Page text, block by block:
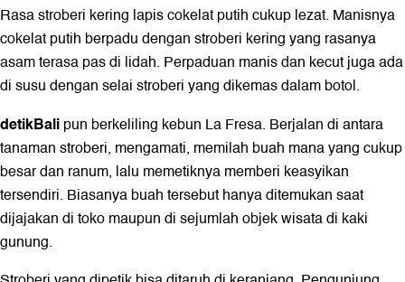
Rasa stroberi kering lapis cokelat putih cukup lezat. Manisnya
cokelat putih berpadu dengan stroberi kering yang rasanya
asam terasa pas di lidah. Perpaduan manis dan kecut juga ada
di susu dengan selai stroberi yang dikemas dalam botol.
detikBalipun berkeliling kebun La Fresa. Berjalan di antara
tanaman stroberi, mengamati, memilah buah mana yang cukup
besar dan ranum, lalu memetiknya memberi keasyikan
tersendiri. Biasanya buah tersebut hanya ditemukan saat
dijajakan di toko maupun di sejumlah objek wisata di kaki
gunung.